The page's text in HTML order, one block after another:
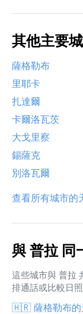
其他主要
薩格勒布
里耶卡
扎達爾
卡爾洛瓦茨
大戈里察
錫薩克
別洛瓦爾
查看所有城市的
與 普拉 同
這些城市與 普拉
排通話或比較日照
🇭🇷 薩格勒布的